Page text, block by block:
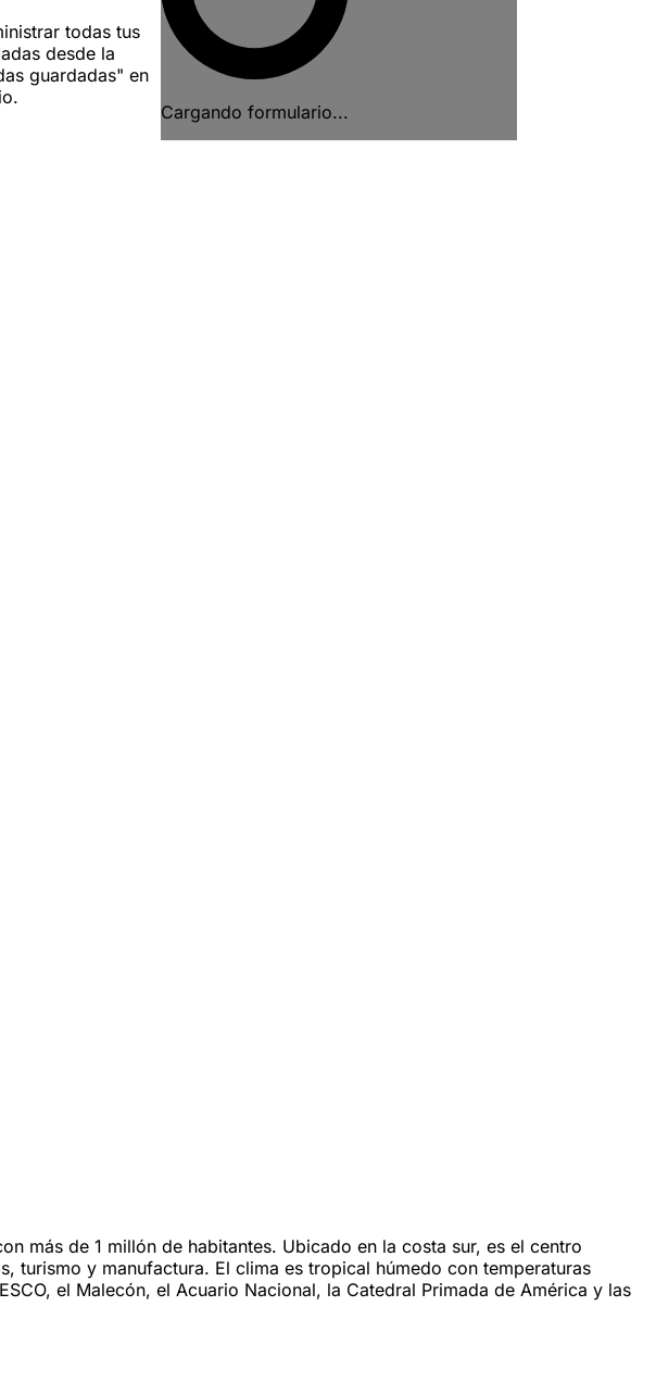
todas tus
desde la
guardadas" en
Cargando formulario...
más de 1 millón de habitantes. Ubicado en la costa sur, es el centro
turismo y manufactura. El clima es tropical húmedo con temperaturas
el Malecón, el Acuario Nacional, la Catedral Primada de América y las